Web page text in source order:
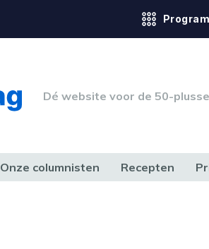
Dé website voor de 50-
Onze columnisten Recepten